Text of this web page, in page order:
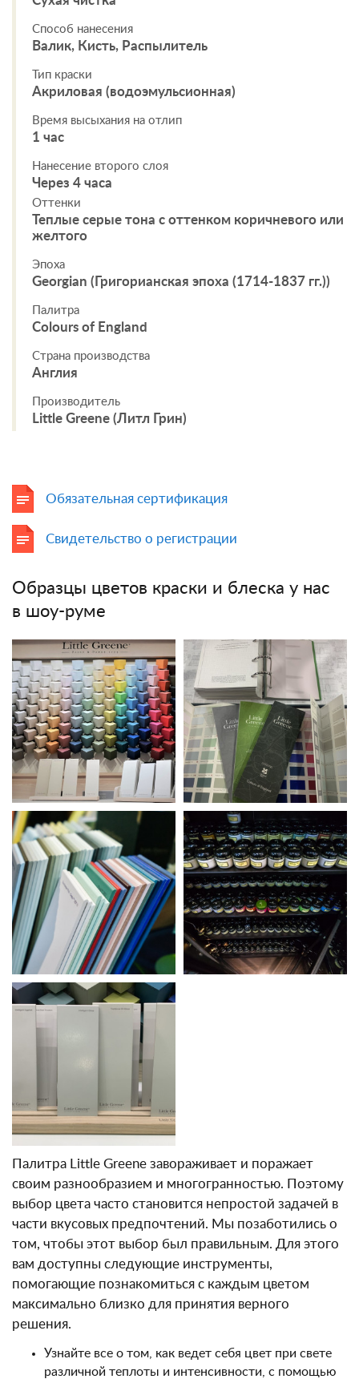
Способ нанесения
Валик, Кисть, Распылитель
Тип краски
Акриловая (водоэмульсионная)
Время высыхания на отлип
1 час
Нанесение второго слоя
Через 4 часа
Оттенки
Теплые серые тона с оттенком коричневого или
желтого
Эпоха
Georgian (Григорианская эпоха (1714-1837 гг.))
Палитра
Colours of England
Страна производства
Англия
Производитель
Little Greene (Литл Грин)
Обязательная сертификация
Свидетельство о регистрации
Образцы цветов краски и блеска у нас
в шоу-руме
Палитра Little Greene завораживает и поражает
своим разнообразием и многогранностью. Поэтому
выбор цвета часто становится непростой задачей в
части вкусовых предпочтений. Мы позаботились о
том, чтобы этот выбор был правильным. Для этого
вам доступны следующие инструменты,
помогающие познакомиться с каждым цветом
максимально близко для принятия верного
решения.
Узнайте все о том, как ведет себя цвет при свете
различной теплоты и интенсивности, с помощью